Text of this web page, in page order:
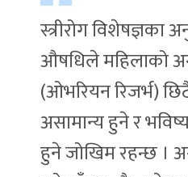
स्त्रीरोग विशेषज्ञका
औषधिले महिलाको
(ओभरियन रिजर्भ)
असामान्य हुने र
हुने जोखिम रहन्छ ।